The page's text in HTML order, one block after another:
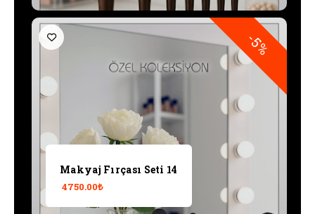
-5%
Makyaj Fırçası Seti 14
4750.00₺